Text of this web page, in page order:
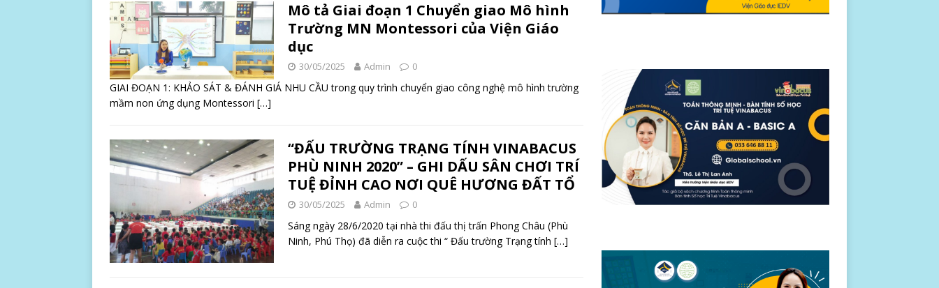
Mô tả Giai đoạn 1 Chuyển giao Mô hình
Trường MN Montessori của Viện Giáo
dục
30/05/2025 Admin 0
GIAI ĐOẠN 1: KHẢO SÁT & ĐÁNH GIÁ NHU CẦU trong quy trình chuyển giao công nghệ mô hình trường
mầm non ứng dụng Montessori […]
“ĐẤU TRƯỜNG TRẠNG TÍNH VINABACUS
PHÙ NINH 2020” – GHI DẤU SÂN CHƠI TRÍ
TUỆ ĐỈNH CAO NƠI QUÊ HƯƠNG ĐẤT TỔ
30/05/2025 Admin 0
Sáng ngày 28/6/2020 tại nhà thi đấu thị trấn Phong Châu (Phù
Ninh, Phú Thọ) đã diễn ra cuộc thi “ Đấu trường Trạng tính […]